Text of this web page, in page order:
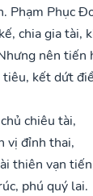
Phạm Phục
chia gia tài,
nên tiến
tiêu, kết dứt
chiêu tài,
vị đỉnh thai,
thiên vạn
phú quý lai.